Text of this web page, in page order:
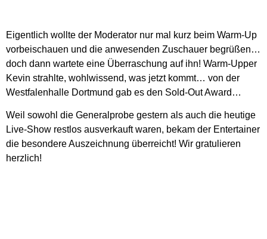
Eigentlich wollte der Moderator nur mal kurz beim Warm-Up
vorbeischauen und die anwesenden Zuschauer begrüßen…
doch dann wartete eine Überraschung auf ihn! Warm-Upper
Kevin strahlte, wohlwissend, was jetzt kommt… von der
Westfalenhalle Dortmund gab es den Sold-Out Award…
Weil sowohl die Generalprobe gestern als auch die heutige
Live-Show restlos ausverkauft waren, bekam der Entertainer
die besondere Auszeichnung überreicht! Wir gratulieren
herzlich!